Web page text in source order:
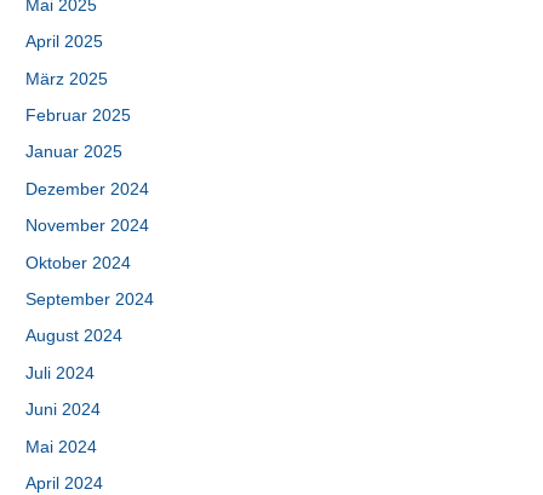
Mai 2025
April 2025
März 2025
Februar 2025
Januar 2025
Dezember 2024
November 2024
Oktober 2024
September 2024
August 2024
Juli 2024
Juni 2024
Mai 2024
April 2024